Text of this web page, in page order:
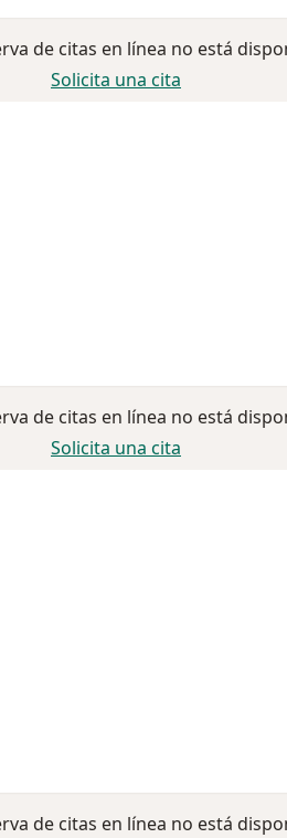
de citas en línea no está
Solicita una cita
de citas en línea no está
Solicita una cita
de citas en línea no está